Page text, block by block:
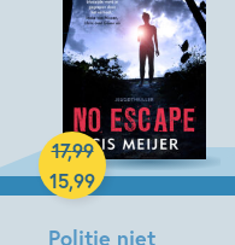
Politie niet
17,99
15,99
Hardcover